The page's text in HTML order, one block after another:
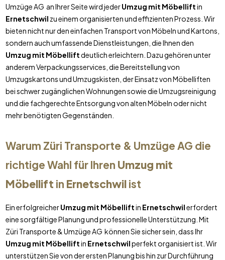
Umzüge AG an Ihrer Seite wird jederUmzug mit Möbelliftin
Ernetschwil zu einem organisierten und effizienten Prozess. Wir
bieten nicht nur den einfachen Transport von Möbeln und Kartons,
sondern auch umfassende Dienstleistungen, die Ihnen den
Umzug mit Möbelliftdeutlich erleichtern. Dazu gehören unter
anderem Verpackungsservices, die Bereitstellung von
Umzugskartons und Umzugskisten, der Einsatz von Möbelliften
bei schwer zugänglichen Wohnungen sowie die Umzugsreinigung
und die fachgerechte Entsorgung von alten Möbeln oder nicht
mehr benötigten Gegenständen.
Warum Züri Transporte & Umzüge AG die
richtige Wahl für Ihren Umzug mit
Möbellift in Ernetschwilist
Ein erfolgreicherUmzug mit Möbelliftin Ernetschwilerfordert
eine sorgfältige Planung und professionelle Unterstützung. Mit
Züri Transporte & Umzüge AG können Sie sicher sein, dass Ihr
Umzug mit Möbelliftin Ernetschwilperfekt organisiert ist. Wir
unterstützen Sie von der ersten Planung bis hin zur Durchführung